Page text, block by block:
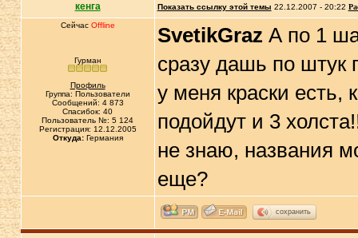
кенга Показать ссылку этой темы 22.12.2007 - 20:22
Сейчас Offline
Гурман
Профиль
Группа: Пользователи
Сообщений: 4 873
Спасибок: 40
Пользователь №: 5 124
Регистрация: 12.12.2005
Откуда:Германия
SvetikGraz А по 1
сразу дашь по штук
у меня краски
подойдут и 3
не знаю, названия
еще?
сохранить